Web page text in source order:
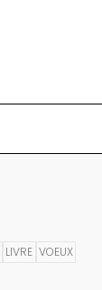
LIVRE VOEUX